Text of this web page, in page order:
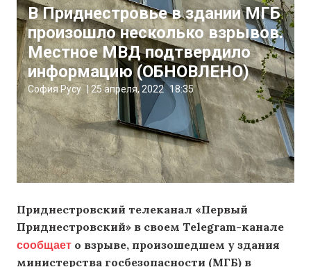
В Приднестровье в здании МГБ
произошло несколько взрывов.
Местное МВД подтвердило
информацию (ОБНОВЛЕНО)
София Русу | 25 апреля, 2022 18:35
Приднестровский телеканал «Первый
Приднестровский» в своем Telegram-канале
сообщает о взрыве, произошедшем у здания
министерства госбезопасности (МГБ) в